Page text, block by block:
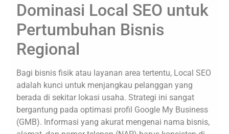
Dominasi Local SEO untuk
Pertumbuhan Bisnis
Regional
Bagi bisnis fisik atau layanan area tertentu, Local SEO
adalah kunci untuk menjangkau pelanggan yang
berada di sekitar lokasi usaha. Strategi ini sangat
bergantung pada optimasi profil Google My Business
(GMB). Informasi yang akurat mengenai nama bisnis,